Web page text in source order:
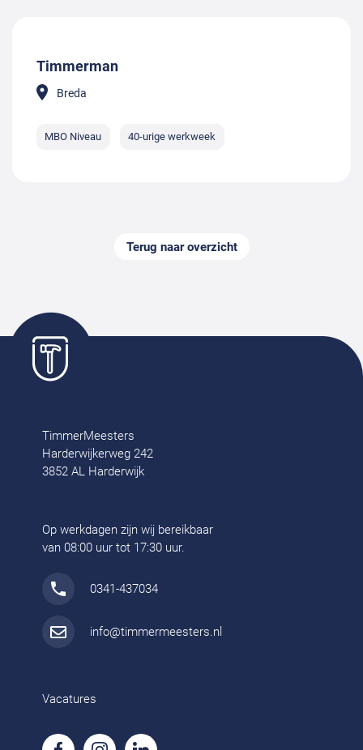
Timmerman
Breda
MBO Niveau 40-urige werkweek
Terug naar overzicht
TimmerMeesters
Harderwijkerweg 242
3852 AL Harderwijk
Op werkdagen zijn wij bereikbaar
van 08:00 uur tot 17:30 uur.
0341-437034
info@timmermeesters.nl
Vacatures